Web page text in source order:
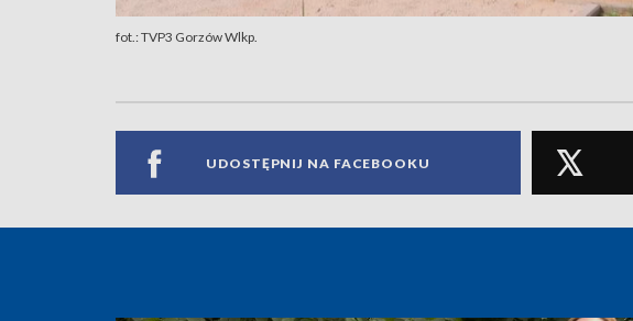
fot.: TVP3 Gorzów Wlkp.
UDOSTĘPNIJ NA FACEBOOKU